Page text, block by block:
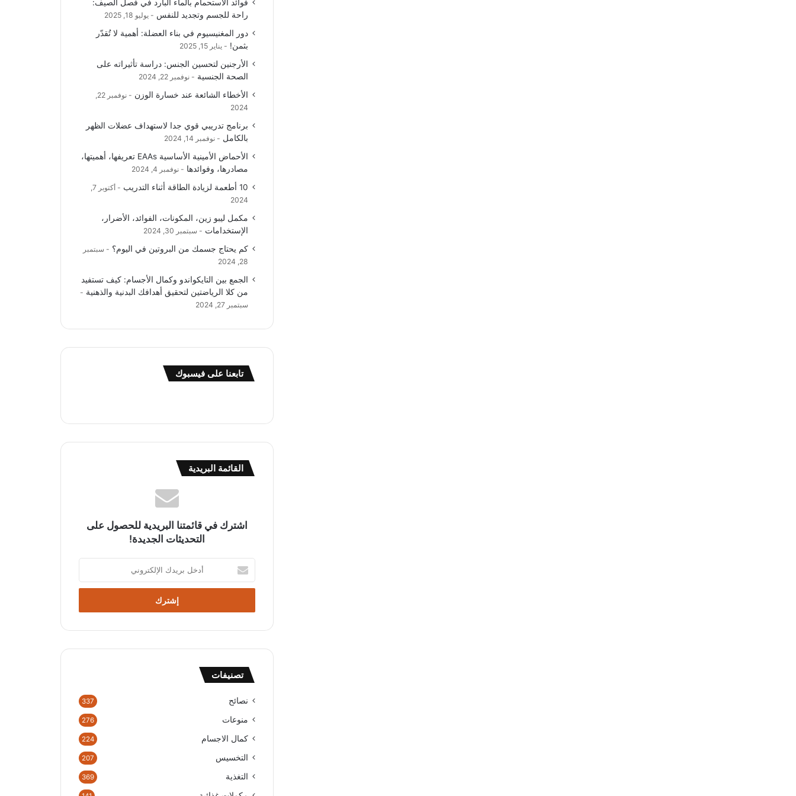
و
ك
T
u
b
e
ق
ر
ا
ا
ل
م
ع
R
فوائد الاستحمام بالماء البارد في فصل الصيف:
راحة للجسم وتجديد للنفس
يوليو 18, 2025
دور المغنيسيوم في بناء العضلة: أهمية لا تُقدّر
بثمن!
يناير 15, 2025
الأرجنين لتحسين الجنس: دراسة تأثيراته على
الصحة الجنسية
نوفمبر 22, 2024
الأخطاء الشائعة عند خسارة الوزن
نوفمبر 22,
2024
برنامج تدريبي قوي جدا لاستهداف عضلات الظهر
بالكامل
نوفمبر 14, 2024
الأحماض الأمينية الأساسية EAAs تعريفها، أهميتها،
مصادرها، وفوائدها
نوفمبر 4, 2024
10 أطعمة لزيادة الطاقة أثناء التدريب
أكتوبر 7,
2024
مكمل ليبو زين، المكونات، الفوائد، الأضرار،
الإستخدامات
سبتمبر 30, 2024
كم يحتاج جسمك من البروتين في اليوم؟
سبتمبر
28, 2024
الجمع بين التايكواندو وكمال الأجسام: كيف تستفيد
من كلا الرياضتين لتحقيق أهدافك البدنية والذهنية
سبتمبر 27, 2024
تابعنا على فيسبوك
القائمة البريدية
اشترك في قائمتنا البريدية للحصول على
التحديثات الجديدة!
خ
ب
د
إ
ت
و
ن
تصنيفات
نصائح 337
منوعات 276
كمال الاجسام 224
التخسيس 207
التغذية 369